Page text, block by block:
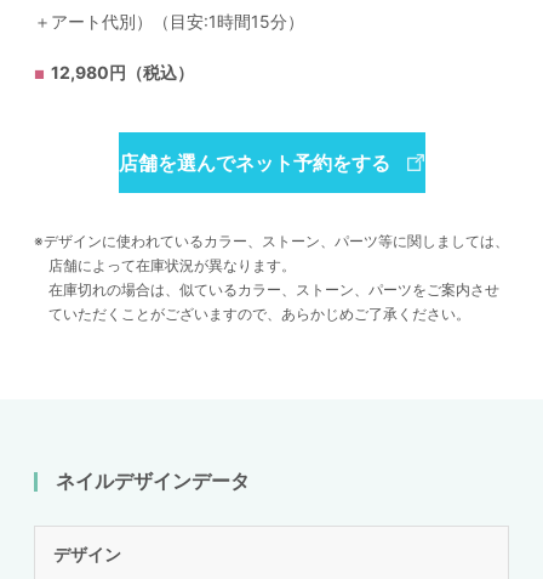
＋アート代別）（目安:1時間15分）
12,980円（税込）
店舗を選んでネット予約をする
デザインに使われているカラー、ストーン、パーツ等に関しましては、
店舗によって在庫状況が異なります。
在庫切れの場合は、似ているカラー、ストーン、パーツをご案内させ
ていただくことがございますので、あらかじめご了承ください。
ネイルデザインデータ
デザイン